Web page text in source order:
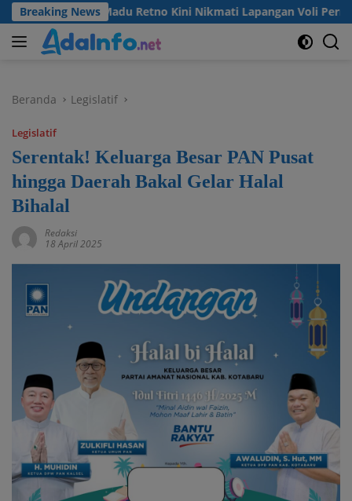
Langsung
ke
konten
Breaking News
Desa Madu Retno Kini Nikmati Lapangan Voli Permanen
Beranda Legislatif
Legislatif
Serentak! Keluarga Besar PAN Pusat
hingga Daerah Bakal Gelar Halal
Bihalal
Redaksi
18 April 2025